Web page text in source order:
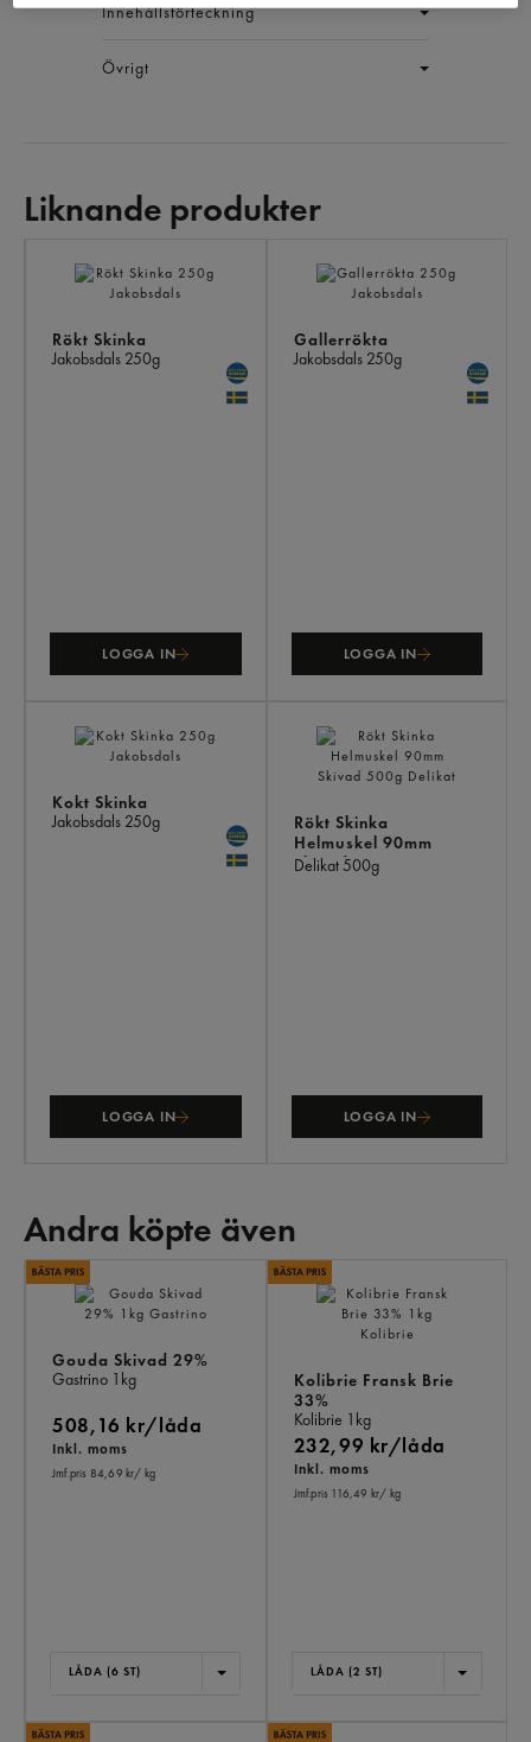
Innehållsförteckning
Övrigt
Liknande produkter
Rökt Skinka
Jakobsdals 250g
LOGGA IN
Gallerrökta
Jakobsdals 250g
LOGGA IN
Kokt Skinka
Jakobsdals 250g
LOGGA IN
Rökt Skinka
Helmuskel 90mm
Skivad
Delikat500g
LOGGA IN
Andra köpte även
Gouda Skivad 29%
Gastrino 1kg
508,16 kr/låda
Inkl. moms
Jmf.pris 84,69 kr/ kg
LÅDA (6 ST)
Kolibrie Fransk Brie
33%
Kolibrie 1kg
232,99 kr/låda
Inkl. moms
Jmf.pris 116,49 kr/ kg
LÅDA (2 ST)